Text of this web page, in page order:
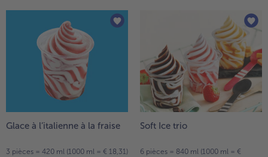
Glace à l’italienne à la fraise
3 pièces = 420 ml (1000 ml = € 18,31)
Soft Ice trio
6 pièces = 840 ml (1000 ml = €